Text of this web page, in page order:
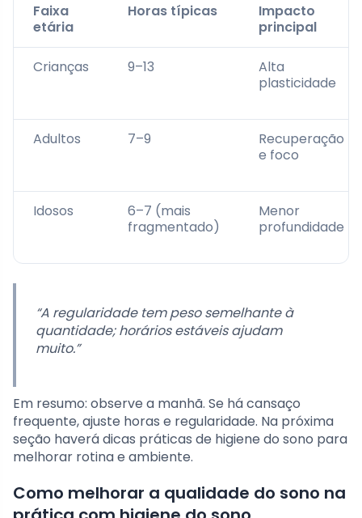
Faixa
etária
Horas típicas
Impacto
principal
Crianças 9–13
Alta
plasticidade
Adultos 7–9
Recuperação
e foco
Idosos
6–7 (mais
fragmentado)
Menor
profundidade
“A regularidade tem peso semelhante à
quantidade; horários estáveis ajudam
muito.”
Em resumo: observe a manhã. Se há cansaço
frequente, ajuste horas e regularidade. Na próxima
seção haverá dicas práticas de higiene do sono para
melhorar rotina e ambiente.
Como melhorar a qualidade do sono na